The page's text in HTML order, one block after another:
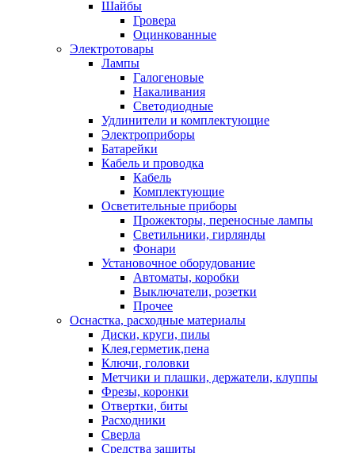
Шайбы
Гровера
Оцинкованные
Электротовары
Лампы
Галогеновые
Накаливания
Светодиодные
Удлинители и комплектующие
Электроприборы
Батарейки
Кабель и проводка
Кабель
Комплектующие
Осветительные приборы
Прожекторы, переносные лампы
Светильники, гирлянды
Фонари
Установочное оборудование
Автоматы, коробки
Выключатели, розетки
Прочее
Оснастка, расходные материалы
Диски, круги, пилы
Клея,герметик,пена
Ключи, головки
Метчики и плашки, держатели, клуппы
Фрезы, коронки
Отвертки, биты
Расходники
Сверла
Средства защиты